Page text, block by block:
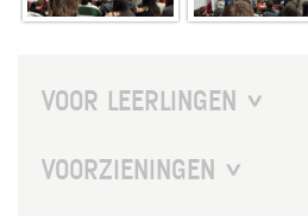
VOOR LEERLINGEN
TOETSEN, EXAMEN EN OVERGANG
VOORZIENINGEN